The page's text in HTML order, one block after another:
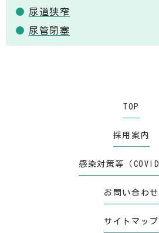
尿道狭窄
尿管閉塞
TOP
採用案内
感染対策等（
お問い合わせ
サイトマップ